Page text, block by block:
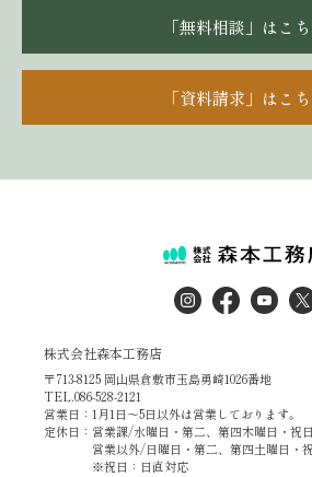
「無料相談」はこち
「資料請求」はこち
株式会社森本工務店
〒713-8125 岡山県倉敷市玉島勇崎1026番地
TEL.086-528-2121
営業日：1月1日～5日以外は営業しております。
定休日：営業課/水曜日・第二、第四木曜日・祝日
営業以外/日曜日・第二、第四土曜日・
※祝日：日直対応